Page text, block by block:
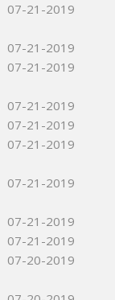
07-21-2019
07-21-2019
07-21-2019
07-21-2019
07-21-2019
07-21-2019
07-21-2019
07-21-2019
07-21-2019
07-20-2019